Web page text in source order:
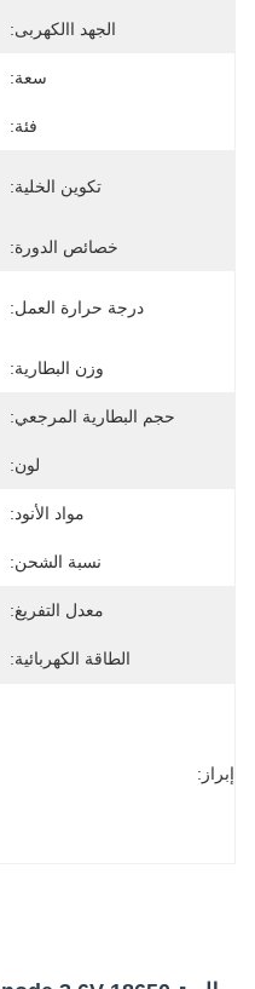
الجهد االكهربى:
سعة:
فئة:
تكوين الخلية:
خصائص الدورة:
درجة حرارة العمل:
وزن البطارية:
حجم البطارية المرجعي:
لون:
مواد الأنود:
نسبة الشحن:
معدل التفريغ:
الطاقة الكهربائية:
إبراز: